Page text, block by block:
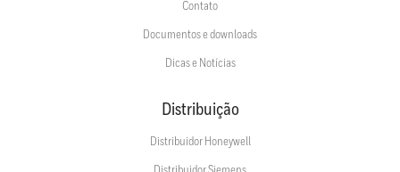
Contato
Documentos e downloads
Dicas e Notícias
Distribuição
Distribuidor Honeywell